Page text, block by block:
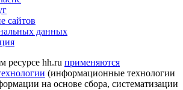
сайтов
данных
ресурсе hh.ru применяются
(информационные технологии
на основе сбора, систематизации